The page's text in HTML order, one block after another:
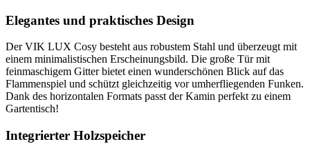
Elegantes und praktisches Design
Der VIK LUX Cosy besteht aus robustem Stahl und überzeugt mit
einem minimalistischen Erscheinungsbild. Die große Tür mit
feinmaschigem Gitter bietet einen wunderschönen Blick auf das
Flammenspiel und schützt gleichzeitig vor umherfliegenden Funken.
Dank des horizontalen Formats passt der Kamin perfekt zu einem
Gartentisch!
Integrierter Holzspeicher